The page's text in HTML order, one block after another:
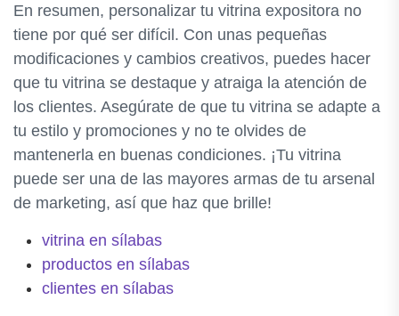
En resumen, personalizar tu vitrina expositora no
tiene por qué ser difícil. Con unas pequeñas
modificaciones y cambios creativos, puedes hacer
que tu vitrina se destaque y atraiga la atención de
los clientes. Asegúrate de que tu vitrina se adapte a
tu estilo y promociones y no te olvides de
mantenerla en buenas condiciones. ¡Tu vitrina
puede ser una de las mayores armas de tu arsenal
de marketing, así que haz que brille!
vitrina en sílabas
productos en sílabas
clientes en sílabas